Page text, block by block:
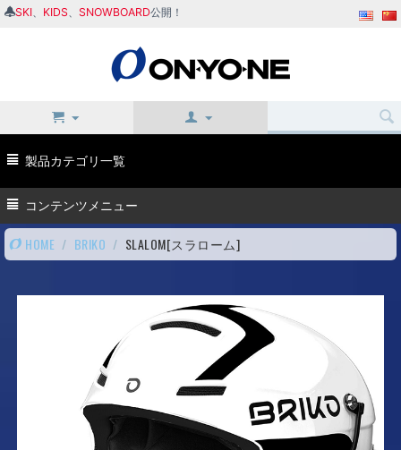
SKI KIDS SNOWBOARD公開！
製品カテゴリ一覧
コンテンツメニュー
HOME / BRIKO / SLALOM[スラローム]